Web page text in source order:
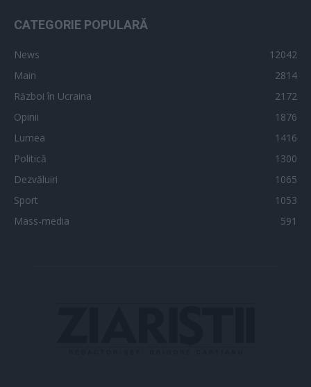
CATEGORIE POPULARĂ
News
12042
Main
2814
Război în Ucraina
2172
Opinii
1876
Lumea
1416
Politică
1300
Dezvăluiri
1065
Sport
1053
Mass-media
591